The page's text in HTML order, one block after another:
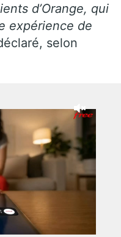
d’Orange, qui
expérience de
selon